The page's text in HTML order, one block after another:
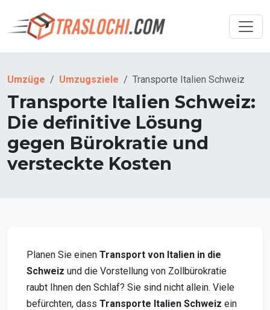
Umzüge Umzugsziele Transporte Italien Schweiz
Transporte Italien Schweiz:
Die definitive Lösung
gegen Bürokratie und
versteckte Kosten
Planen Sie einen Transport von Italien in die
Schweiz und die Vorstellung von Zollbürokratie
raubt Ihnen den Schlaf? Sie sind nicht allein. Viele
befürchten, dass Transporte Italien Schweiz ein